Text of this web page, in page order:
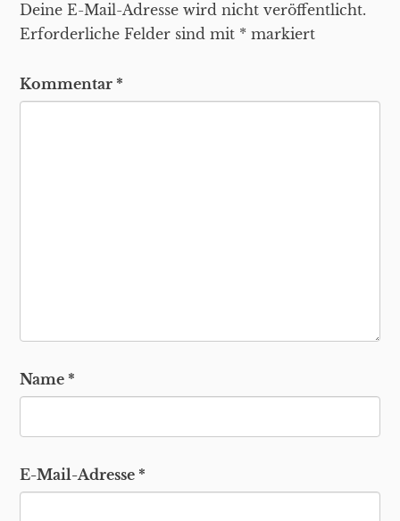
Deine E-Mail-Adresse wird nicht veröffentlicht.
Erforderliche Felder sind mit * markiert
Kommentar *
Name *
E-Mail-Adresse *